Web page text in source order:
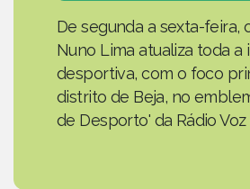
De segunda a sexta-feira,
Nuno Lima atualiza toda a
desportiva, com o foco
distrito de Beja, no
de Desporto' da Rádio Voz